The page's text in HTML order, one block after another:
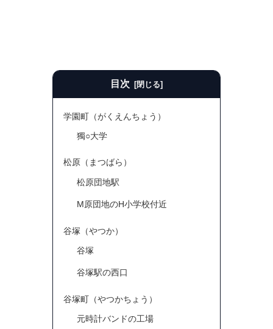
目次
学園町（がくえんちょう）
獨○大学
松原（まつばら）
松原団地駅
M原団地のH小学校付近
谷塚（やつか）
谷塚
谷塚駅の西口
谷塚町（やつかちょう）
元時計バンドの工場